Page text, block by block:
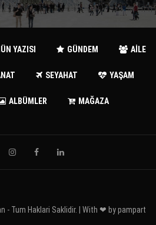
YAZISI GÜNDEM AİLE
SEYAHAT YAŞAM
ALBÜMLER MAĞAZA
- Tum Haklari Saklidir. | With ❤ bypampart